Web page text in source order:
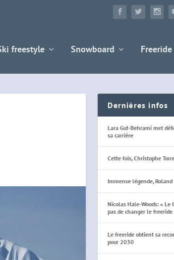
freestyle Snowboard Freeride
Dernières infos
Lara Gut-Behrami met
sa carrière
Cette fois, Christophe
Immense légende,
Nicolas Hale-Woods: « Le
pas de changer le freeride
Le freeride obtient sa
pour 2030